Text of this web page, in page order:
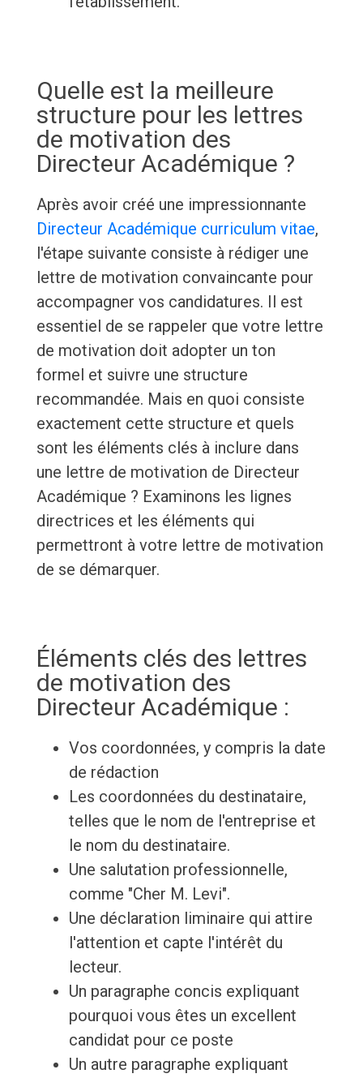
Quelle est la meilleure
structure pour les lettres
de motivation des
Directeur Académique ?
Après avoir créé une impressionnante
Directeur Académique curriculum vitae,
l'étape suivante consiste à rédiger une
lettre de motivation convaincante pour
accompagner vos candidatures. Il est
essentiel de se rappeler que votre lettre
de motivation doit adopter un ton
formel et suivre une structure
recommandée. Mais en quoi consiste
exactement cette structure et quels
sont les éléments clés à inclure dans
une lettre de motivation de Directeur
Académique ? Examinons les lignes
directrices et les éléments qui
permettront à votre lettre de motivation
de se démarquer.
Éléments clés des lettres
de motivation des
Directeur Académique :
Vos coordonnées, y compris la date
de rédaction
Les coordonnées du destinataire,
telles que le nom de l'entreprise et
le nom du destinataire.
Une salutation professionnelle,
comme "Cher M. Levi".
Une déclaration liminaire qui attire
l'attention et capte l'intérêt du
lecteur.
Un paragraphe concis expliquant
pourquoi vous êtes un excellent
candidat pour ce poste
Un autre paragraphe expliquant